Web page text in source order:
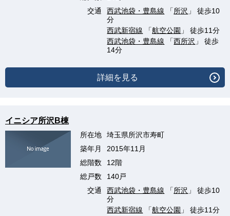
交通
西武池袋・豊島線 「所沢 」 徒歩10
分
西武新宿線 「航空公園 」 徒歩11分
西武池袋・豊島線 「西所沢 」 徒歩
14分
詳細を見る
イニシア所沢B棟
所在地
埼玉県所沢市寿町
築年月
2015年11月
総階数
12階
総戸数
140戸
交通
西武池袋・豊島線 「所沢 」 徒歩10
分
西武新宿線 「航空公園 」 徒歩11分